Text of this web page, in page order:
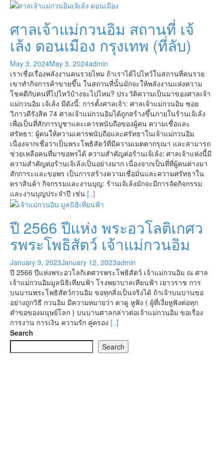
ศาลเจ้าแม่กวนอิม สถานที่ เจ้
เล้ง ดอนเมือง กรุงเทพ (ที่ลับ)
May 3, 2024May 3, 2024admin
เราเชื่อเรื่องพลังงานคนรวยไหม ถ้าเราได้ไปไหว้ในสถานที่คนรวย
เขาทำกิจการค้าขายขึ้น ในสถานที่นั้นมักจะให้พลังงานแห่งความ
โชคดีกับคนที่ไปไหว้บ้างจะไปไหม? ประวัติความเป็นมาของศาลเจ้า
แม่กวนอิม เจ้เล้ง มีดังนี้: การตั้งศาลเจ้า: ศาลเจ้าแม่กวนอิม ซอย
วิภาวดีรังสิต 74 ศาลเจ้าแม่กวนอิมได้ถูกสร้างขึ้นภายในร้านเจ้เล้ง
เพื่อเป็นที่สักการบูชาและเคารพนับถือของผู้คน ความเชื่อและ
ศรัทธา: ผู้คนให้ความเคารพนับถือและศรัทธาในเจ้าแม่กวนอิม
เนื่องจากเชื่อว่าเป็นพระโพธิสัตว์ที่มีความเมตตากรุณา และสามารถ
ช่วยเหลือคนที่มาขอพรได้ ความสำคัญต่อร้านเจ้เล้ง: ศาลเจ้าแห่งนี้มี
ความสำคัญต่อร้านเจ้เล้งเป็นอย่างมาก เนื่องจากเป็นที่ที่ผู้คนต่างมา
สักการะและขอพร เป็นการสร้างความเชื่อมั่นและความศรัทธาใน
ตราสินค้า กิจกรรมและงานบุญ: ร้านเจ้เล้งมักจะมีการจัดกิจกรรม
และงานบุญประจำปี เช่น [..]
ปี 2566 ปีแห่ง พระอวโลติเกศว
รพระโพธิสัตว์ เจ้าแม่กวนอิม
January 9, 2023January 12, 2023admin
ปี 2566 ปีแห่งพระอวโลกิเตศวรพระโพธิสัตว์ เจ้าแม่กวนอิม ณ ศาล
เจ้าแม่กวนอิมมูลนิธิเทียนฟ้า โรงพยาบาลเทียนฟ้า เยาวราช การ
บนบานพระโพธิสัตว์กวนอิม ขอทุกสิ่งเป็นจริงได้ ถ้าเจ้าบนบานขอ
อย่างถูกวิธี กวนอิม มีความหมายว่า ตาดู หูฟัง ( ผู้ที่เงี่ยหูฟังต่อทุก
คำขอของมนุษย์โลก ) บนบานศาลกล่าวต่อเจ้าแม่กวนอิม ขอเรื่อง
การงาน การเงิน ความรัก คู่ครอง [..]
Search
Search